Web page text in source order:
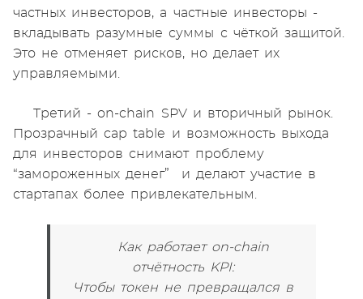
частных инвесторов, а частные инвесторы -
вкладывать разумные суммы с чёткой защитой.
Это не отменяет рисков, но делает их
управляемыми.
Третий - on-chain SPV и вторичный рынок.
Прозрачный cap table и возможность выхода
для инвесторов снимают проблему
“замороженных денег” и делают участие в
стартапах более привлекательным.
Как работает on-chain
отчётность KPI:
Чтобы токен не превращался в